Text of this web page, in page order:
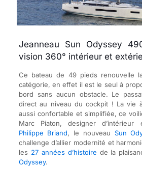
Jeanneau Sun Odyssey
vision 360° intérieur et
Ce bateau de 49 pieds renouvelle
catégorie, en effet il est le seul à
bord sans aucun obstacle. Le
direct au niveau du cockpit ! La vie
aussi confortable et simplifiée, ce
Marc Piaton, designer d’intérieur
Philippe Briand, le nouveau Sun
challenge d’allier modernité et
les 27 années d’histoire de la
Odyssey.